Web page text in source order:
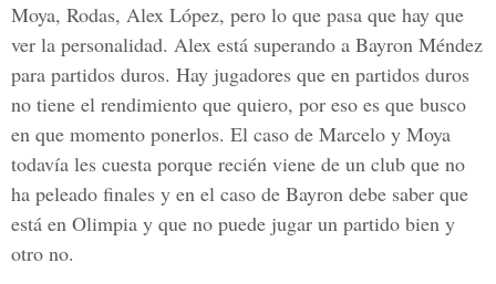
Moya, Rodas, Alex López, pero lo que pasa que hay que
ver la personalidad. Alex está superando a Bayron Méndez
para partidos duros. Hay jugadores que en partidos duros
no tiene el rendimiento que quiero, por eso es que busco
en que momento ponerlos. El caso de Marcelo y Moya
todavía les cuesta porque recién viene de un club que no
ha peleado finales y en el caso de Bayron debe saber que
está en Olimpia y que no puede jugar un partido bien y
otro no.